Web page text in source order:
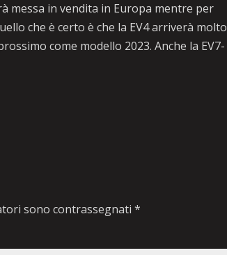
messa in vendita in Europa mentre per
che è certo è che la EV4 arriverà molto
come modello 2023. Anche la EV7-
sono contrassegnati*